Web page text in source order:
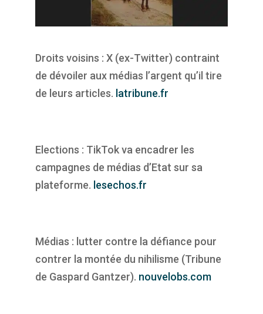
Droits voisins : X (ex-Twitter) contraint
de dévoiler aux médias l’argent qu’il tire
de leurs articles. latribune.fr
Elections : TikTok va encadrer les
campagnes de médias d’Etat sur sa
plateforme. lesechos.fr
Médias : lutter contre la défiance pour
contrer la montée du nihilisme (Tribune
de Gaspard Gantzer). nouvelobs.com